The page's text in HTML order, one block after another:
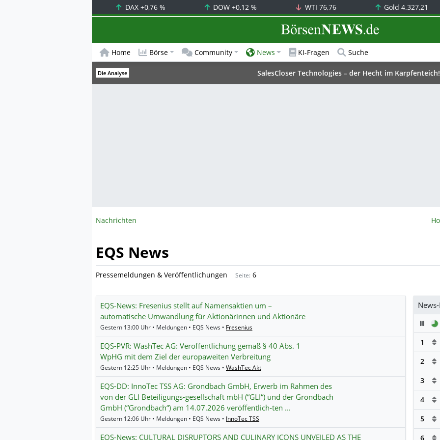
DAX +0,76 % DOW+0,12 % WTI 76,76 Gold4.327,21
BörsenNEWS.de
Home Börse Community News KI-Fragen Suche
Die Analyse SalesCloser Technologies – der Hecht im Karpfenteich!
Nachrichten
EQS News
Pressemeldungen & Veröffentlichungen Seite: 6
EQS-News: Fresenius stellt auf Namensaktien um –
automatische Umwandlung für Aktionärinnen und Aktionäre
Gestern 13:00 Uhr • Meldungen • EQS News • Fresenius
EQS-PVR: WashTec AG: Veröffentlichung gemäß § 40 Abs. 1
WpHG mit dem Ziel der europaweiten Verbreitung
Gestern 12:25 Uhr • Meldungen • EQS News • WashTec Akt
EQS-DD: InnoTec TSS AG: Grondbach GmbH, Erwerb im Rahmen des
von der GLI Beteiligungs-gesellschaft mbH (“GLI“) und der Grondbach
GmbH (“Grondbach“) am 14.07.2026 veröffentlich-ten ...
Gestern 12:06 Uhr • Meldungen • EQS News • InnoTec TSS
EQS-News: CULTURAL DISRUPTORS AND CULINARY ICONS UNVEILED AS THE
1
2
3
4
5
6